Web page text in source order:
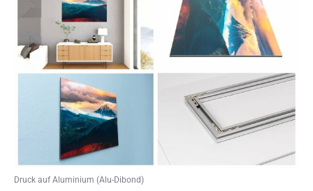
Druck auf Aluminium (Alu-Dibond)